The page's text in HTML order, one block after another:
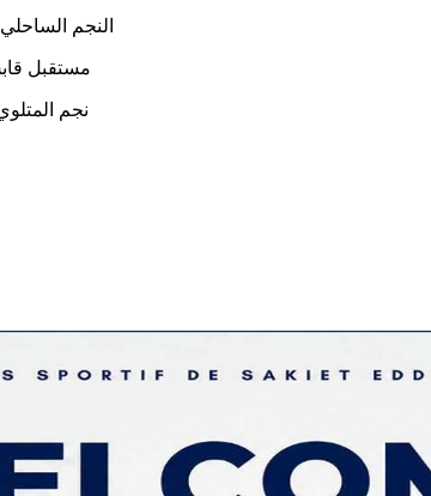
النجم
مستقبل
نجم